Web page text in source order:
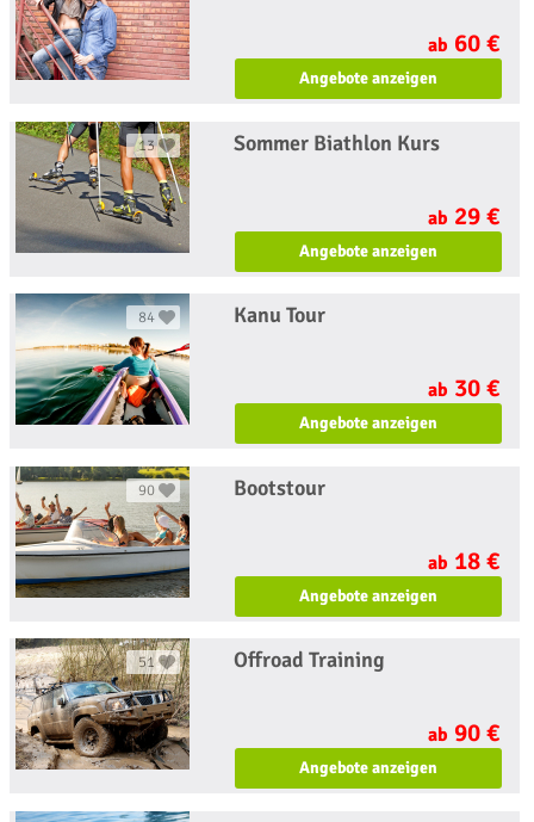
ab 60 €
Angebote anzeigen
13 Sommer Biathlon Kurs
ab 29 €
Angebote anzeigen
84 Kanu Tour
ab 30 €
Angebote anzeigen
90 Bootstour
ab 18 €
Angebote anzeigen
51 Offroad Training
ab 90 €
Angebote anzeigen